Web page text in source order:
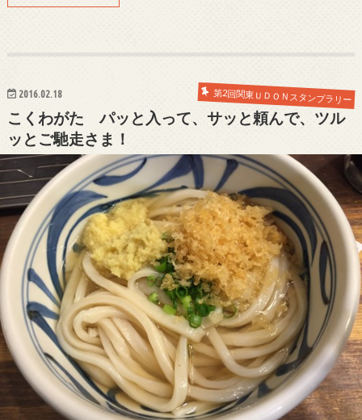
2016.02.18 第2回関東ＵＤＯＮスタンプラリー
こくわがた パッと入って、サッと頼んで、ツル
ッとご馳走さま！